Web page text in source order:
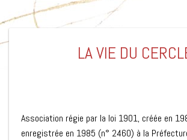
LA VIE DU
Association régie par la loi 1901, créée en
enregistrée en 1985 (n° 2460) à la